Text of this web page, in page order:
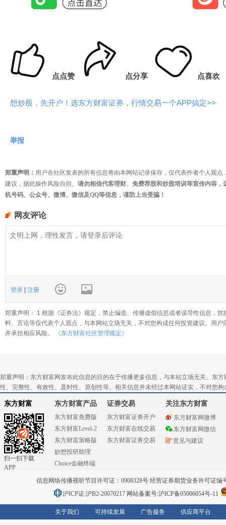
点点赞 点分享 点喜欢
想炒股，先开户！选东方财富证券，行情交易一个APP搞定>>
举报
郑重声明： 用户在社区发表的所有信息将由本网站记录保存，仅代表作者个人观
建议，据此操作风险自担。 请勿相信代客理财、免费荐股和炒股培训等宣传内容
机号码、公众号、微博、微信及QQ等信息，谨防上当受骗！
网友评论
登录 注册
郑重声明： 1.根据《证券法》规定，禁止编造、传播虚假信息或者误导性信息，
料、言论等仅代表个人观点，与本网站立场无关，不对您构成任何投资建议。用
并承担相应风险。
《东方财富社区管理规定》
郑重声明：东方财富网发布此信息的目的在于传播更多信息，与本站立场无关。东
性、完整性、有效性、及时性、原创性等。相关信息并未经过本网站证实，不对您
东方财富
扫一扫下载
APP
东方财富产品
东方财富免费版
东方财富Level-2
东方财富策略版
妙想投研助理
Choice金融终端
证券交易
东方财富证券开户
东方财富在线交易
东方财富证券交易
关注东方财富
东方财富网微博
东方财富网微信
意见与建议
信息网络传播视听节目许可证：0908328号 经营证券期货业务许可证编
沪ICP证:沪B2-20070217 网站备案号:沪ICP备05006054号-11
关于我们 可持续发展 广告服务 供应商平台